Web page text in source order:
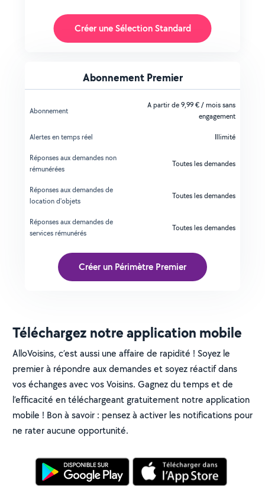
Créer une Sélection Standard
Abonnement Premier
Abonnement
A partir de 9,99 € / mois sans
engagement
Alertes en temps réel Illimité
Réponses aux demandes non
rémunérées
Toutes les demandes
Réponses aux demandes de
location d'objets
Toutes les demandes
Réponses aux demandes de
services rémunérés
Toutes les demandes
Créer un Périmètre Premier
Téléchargez notre application mobile
AlloVoisins, c’est aussi une affaire de rapidité ! Soyez le
premier à répondre aux demandes et soyez réactif dans
vos échanges avec vos Voisins. Gagnez du temps et de
l’efficacité en téléchargeant gratuitement notre application
mobile ! Bon à savoir : pensez à activer les notifications pour
ne rater aucune opportunité.